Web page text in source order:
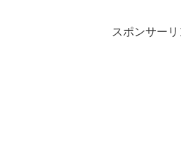
スポンサーリ